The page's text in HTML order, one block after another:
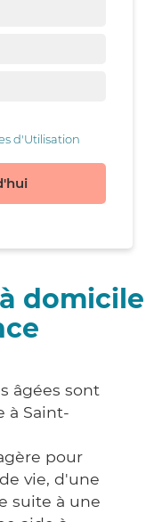
d'Utilisation
domicile
âgées sont
à Saint-
pour
vie, d'une
suite à une